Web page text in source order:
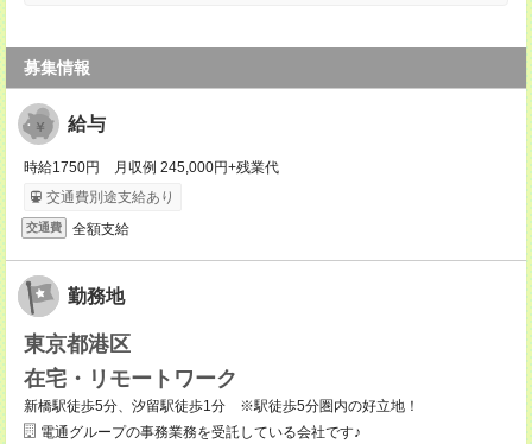
募集情報
給与
時給1750円 月収例 245,000円+残業代
交通費別途支給あり
交通費 全額支給
勤務地
東京都港区
在宅・リモートワーク
新橋駅徒歩5分、汐留駅徒歩1分 ※駅徒歩5分圏内の好立地！
電通グループの事務業務を受託している会社です♪